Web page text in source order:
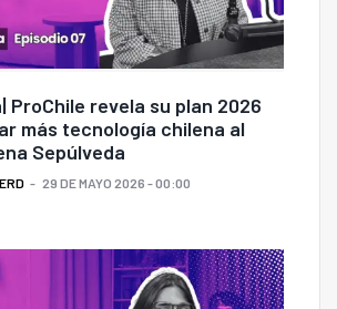
ProChile revela su plan 2026
más tecnología chilena al
Sepúlveda
29 DE MAYO 2026 - 00:00